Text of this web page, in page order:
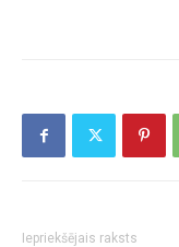
Iepriekšējais raksts